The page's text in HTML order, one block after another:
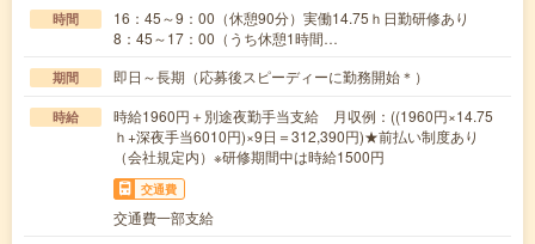
時間
16：45～9：00（休憩90分）実働14.75ｈ日勤研修あり
8：45～17：00（うち休憩1時間…
期間 即日～長期（応募後スピーディーに勤務開始＊）
時給
時給1960円＋別途夜勤手当支給 月収例：((1960円×14.75
ｈ+深夜手当6010円)×9日＝312,390円)★前払い制度あり
（会社規定内）※研修期間中は時給1500円
交通費
交通費一部支給